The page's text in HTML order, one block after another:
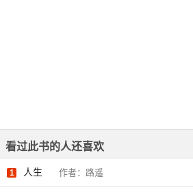
看过此书的人还喜欢
1 人生 作者：路遥